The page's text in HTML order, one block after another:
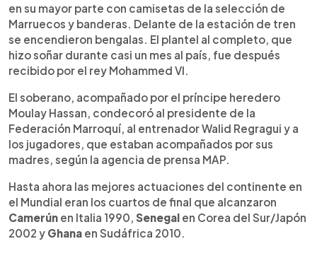
en su mayor parte con camisetas de la selección de
Marruecos y banderas. Delante de la estación de tren
se encendieron bengalas. El plantel al completo, que
hizo soñar durante casi un mes al país, fue después
recibido por el rey Mohammed VI.
El soberano, acompañado por el príncipe heredero
Moulay Hassan, condecoró al presidente de la
Federación Marroquí, al entrenador Walid Regragui y a
los jugadores, que estaban acompañados por sus
madres, según la agencia de prensa MAP.
Hasta ahora las mejores actuaciones del continente en
el Mundial eran los cuartos de final que alcanzaron
Camerún en Italia 1990, Senegal en Corea del Sur/Japón
2002 y Ghana en Sudáfrica 2010.